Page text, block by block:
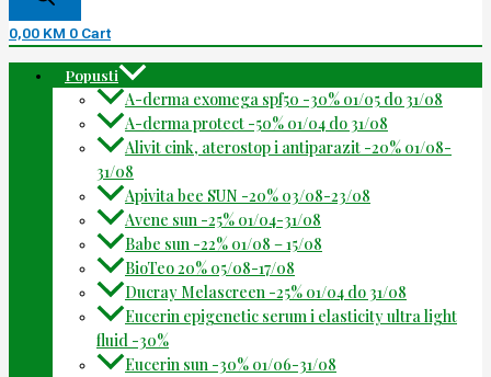
0,00 KM 0 Cart
Popusti
A-derma exomega spf50 -30% 01/05 do 31/08
A-derma protect -50% 01/04 do 31/08
Alivit cink, aterostop i antiparazit -20% 01/08-
31/08
Apivita bee SUN -20% 03/08-23/08
Avene sun -25% 01/04-31/08
Babe sun -22% 01/08 – 15/08
BioTeo 20% 05/08-17/08
Ducray Melascreen -25% 01/04 do 31/08
Eucerin epigenetic serum i elasticity ultra light
fluid -30%
Eucerin sun -30% 01/06-31/08